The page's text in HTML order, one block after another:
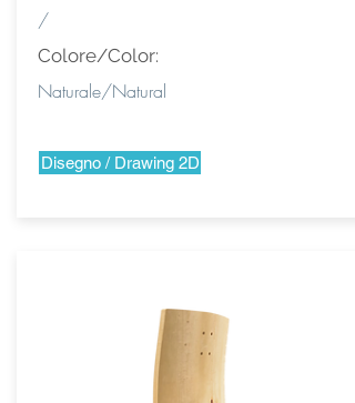
/
Colore/Color:
Naturale/Natural
Disegno / Drawing 2D